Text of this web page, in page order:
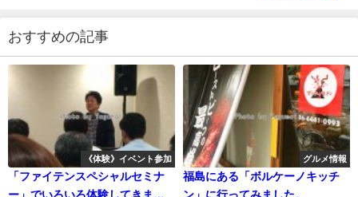
おすすめの記事
《体験》イベント参加
「ファイテンスペシャルセミナ
ー」でいろいろ体験してきまし
グルメ情報
福島にある「ボルケーノキッチ
ン」に行ってみました。